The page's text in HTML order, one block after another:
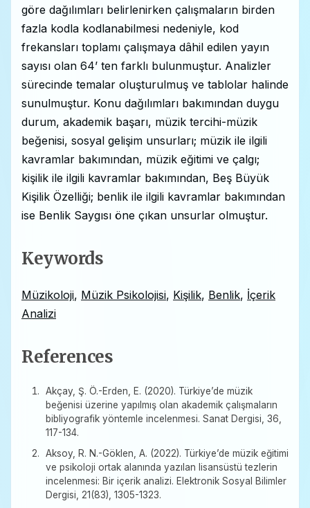
göre dağılımları belirlenirken çalışmaların birden
fazla kodla kodlanabilmesi nedeniyle, kod
frekansları toplamı çalışmaya dâhil edilen yayın
sayısı olan 64’ ten farklı bulunmuştur. Analizler
sürecinde temalar oluşturulmuş ve tablolar halinde
sunulmuştur. Konu dağılımları bakımından duygu
durum, akademik başarı, müzik tercihi-müzik
beğenisi, sosyal gelişim unsurları; müzik ile ilgili
kavramlar bakımından, müzik eğitimi ve çalgı;
kişilik ile ilgili kavramlar bakımından, Beş Büyük
Kişilik Özelliği; benlik ile ilgili kavramlar bakımından
ise Benlik Saygısı öne çıkan unsurlar olmuştur.
Keywords
Müzikoloji, Müzik Psikolojisi, Kişilik, Benlik, İçerik
Analizi
References
Akçay, Ş. Ö.-Erden, E. (2020). Türkiye’de müzik
beğenisi üzerine yapılmış olan akademik çalışmaların
bibliyografik yöntemle incelenmesi. Sanat Dergisi, 36,
117-134.
Aksoy, R. N.-Göklen, A. (2022). Türkiye’de müzik eğitimi
ve psikoloji ortak alanında yazılan lisansüstü tezlerin
incelenmesi: Bir içerik analizi. Elektronik Sosyal Bilimler
Dergisi, 21(83), 1305-1323.